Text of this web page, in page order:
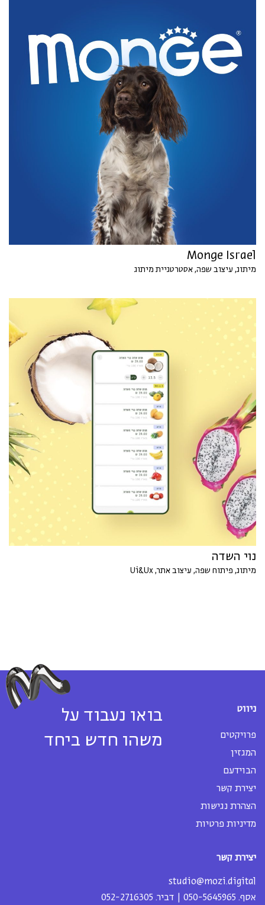
Monge Israel
מיתוג, עיצוב שפה, אסטרטגיית מיתוג
נוי השדה
מיתוג, פיתוח שפה, עיצוב אתר, Ui&Ux
ניווט
פרויקטים
המגזין
הבוידעם
יצירת קשר
הצהרת נגישות
מדיניות פרטיות
יצירת קשר
studio@mozi.digital
אסף. 050-5645965 | דביר. 052-2716305
בואו נעבוד על
משהו חדש ביחד